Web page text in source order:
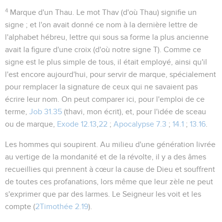
4 Marque d'un Thau . Le motThav (d'oùThau) signifie un
signe ; et l'on avait donné ce nom à la dernière lettre de
l'alphabet hébreu, lettre qui sous sa forme la plus ancienne
avait la figure d'une croix (d'où notre signe T). Comme ce
signe est le plus simple de tous, il était employé, ainsi qu'il
l'est encore aujourd'hui, pour servir de marque, spécialement
pour remplacer la signature de ceux qui ne savaient pas
écrire leur nom. On peut comparer ici, pour l'emploi de ce
terme, Job 31.35 (thavi , mon écrit), et, pour l'idée de sceau
ou de marque, Exode 12.13 22 ; Apocalypse 7.3 ; 14.1 ; 13.16
Les hommes qui soupirent . Au milieu d'une génération livrée
au vertige de la mondanité et de la révolte, il y a des âmes
recueillies qui prennent à cœur la cause de Dieu et souffrent
de toutes ces profanations, lors même que leur zèle ne peut
s'exprimer que par des larmes. Le Seigneur les voit et les
compte (2Timothée 2.19).